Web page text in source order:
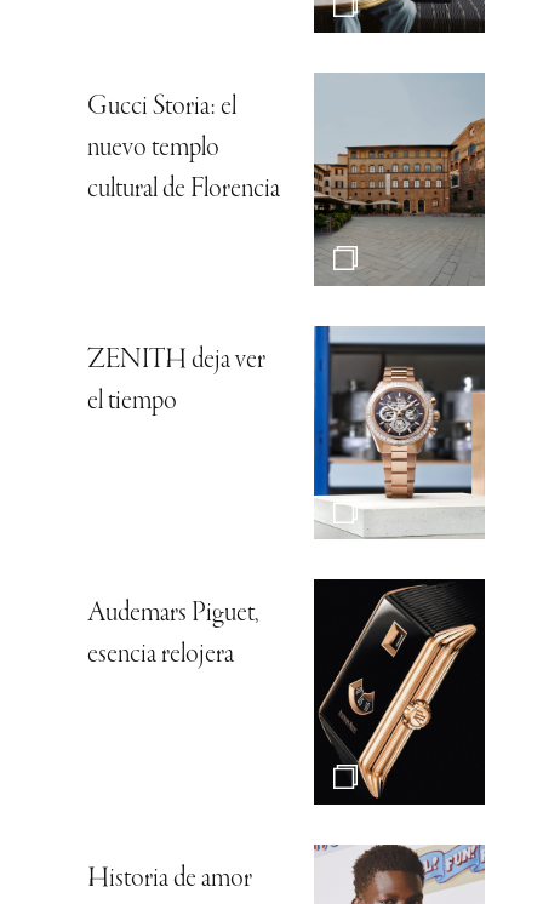
Gucci Storia: el
nuevo templo
cultural de Florencia
ZENITH deja ver
el tiempo
Audemars Piguet,
esencia relojera
Historia de amor